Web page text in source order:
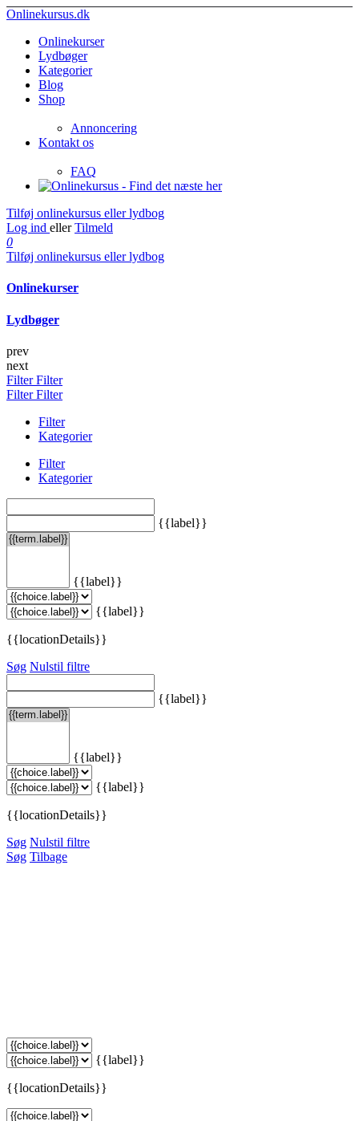
Onlinekursus.dk
Onlinekurser
Lydbøger
Kategorier
Blog
Shop
Annoncering
Kontakt os
FAQ
Tilføj onlinekursus eller lydbog
Log ind eller Tilmeld
0
Tilføj onlinekursus eller lydbog
Onlinekurser
Lydbøger
prev
next
FilterFilter
FilterFilter
Filter
Kategorier
Filter
Kategorier
{{label}}
{{label}}
{{label}}
{{locationDetails}}
Søg Nulstil filtre
{{label}}
{{label}}
{{label}}
{{locationDetails}}
Søg Nulstil filtre
Søg Tilbage
{{label}}
{{locationDetails}}